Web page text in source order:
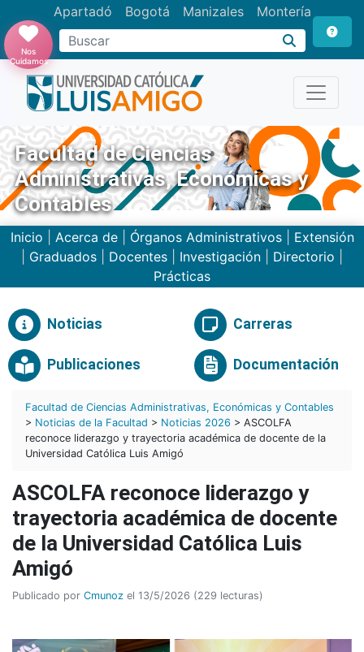
Apartadó Bogotá Manizales Montería
Buscar
Nos
Cuidamos
Facultad de Ciencias
Administrativas, Económicas y
Contables
Inicio Acerca de| Órganos Administrativos| Extensión
Graduados Docentes Investigación Directorio
Prácticas
Noticias Carreras
Publicaciones Documentación
Facultad de Ciencias Administrativas, Económicas y Contables
> Noticias de la Facultad > Noticias 2026 > ASCOLFA
reconoce liderazgo y trayectoria académica de docente de la
Universidad Católica Luis Amigó
ASCOLFA reconoce liderazgo y
trayectoria académica de docente
de la Universidad Católica Luis
Amigó
Publicado por Cmunoz el 13/5/2026 (229 lecturas)